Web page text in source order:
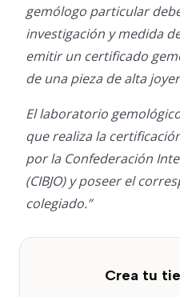
gemólogo particular
investigación y medida
emitir un certificado
de una pieza de alta
El laboratorio
que realiza la
por la Confederación
(CIBJO) y poseer el
colegiado.”
Crea tu